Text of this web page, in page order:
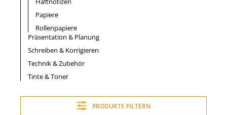
Papiere
Rollenpapiere
Präsentation & Planung
Schreiben & Korrigieren
Technik & Zubehör
Tinte & Toner
PRODUKTE FILTERN